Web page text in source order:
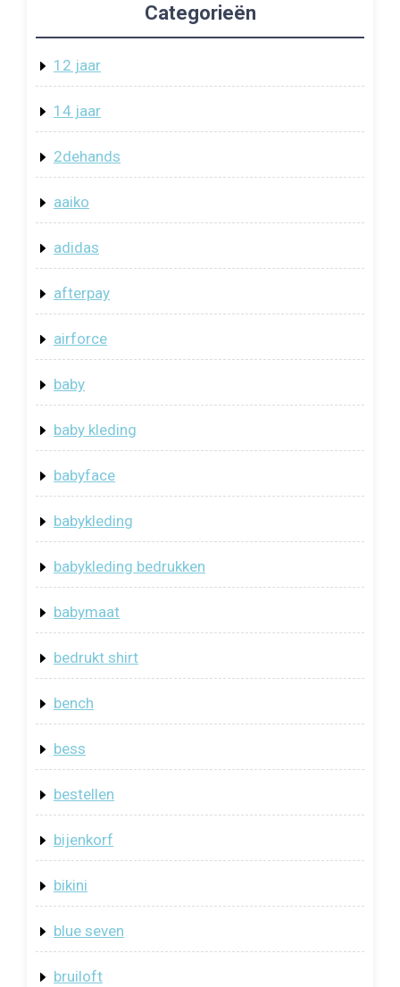
Categorieën
12 jaar
14 jaar
2dehands
aaiko
adidas
afterpay
airforce
baby
baby kleding
babyface
babykleding
babykleding bedrukken
babymaat
bedrukt shirt
bench
bess
bestellen
bijenkorf
bikini
blue seven
bruiloft